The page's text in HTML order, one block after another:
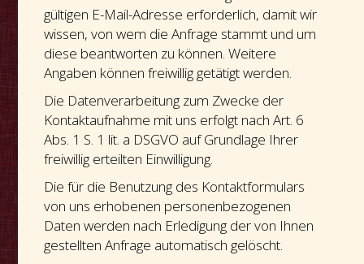
gültigen E-Mail-Adresse erforderlich, damit wir
wissen, von wem die Anfrage stammt und um
diese beantworten zu können. Weitere
Angaben können freiwillig getätigt werden.
Die Datenverarbeitung zum Zwecke der
Kontaktaufnahme mit uns erfolgt nach Art. 6
Abs. 1 S. 1 lit. a DSGVO auf Grundlage Ihrer
freiwillig erteilten Einwilligung.
Die für die Benutzung des Kontaktformulars
von uns erhobenen personenbezogenen
Daten werden nach Erledigung der von Ihnen
gestellten Anfrage automatisch gelöscht.